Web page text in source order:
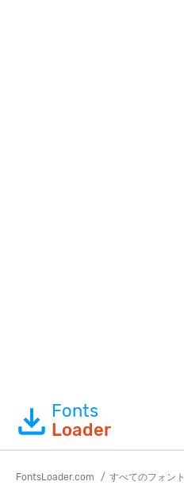
Fonts
Loader
FontsLoader.com すべてのフォント